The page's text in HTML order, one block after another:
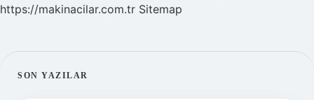
https://makinacilar.com.tr Sitemap
SIDEBAR
SON YAZILAR